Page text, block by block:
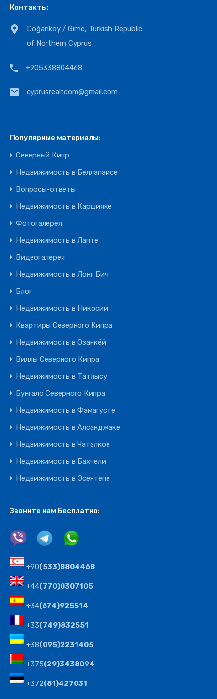
Контакты:
Doğanköy / Girne, Turkish Republic
of Northern Cyprus
+905338804468
cyprusrealtcom@gmail.com
Популярные материалы:
Северный Кипр
Недвижимость в Беллапаисе
Вопросы-ответы
Недвижимость в Каршияке
Фотогалерея
Недвижимость в Лапте
Видеогалерея
Недвижимость в Лонг Бич
Блог
Недвижимость в Никосии
Квартиры Северного Кипра
Недвижимость в Озанкёй
Виллы Северного Кипра
Недвижимость в Татлысу
Бунгало Северного Кипра
Недвижимость в Фамагусте
Недвижимость в Алсанджаке
Недвижимость в Чаталкое
Недвижимость в Бахчели
Недвижимость в Эсентепе
Звоните нам Бесплатно:
+90(533)8804468
+44(770)0307105
+34(674)925514
+33(749)832551
+38(095)2231405
+375(29)3438094
+372(81)427031